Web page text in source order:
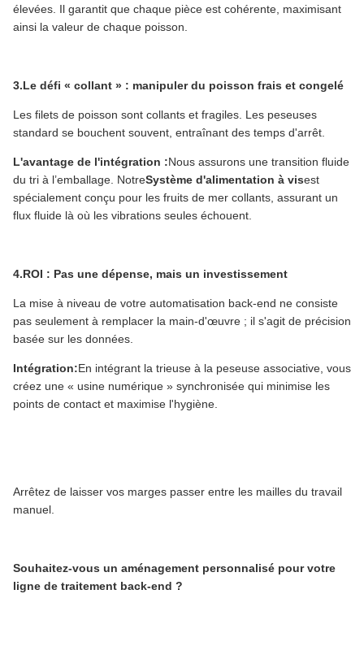
élevées. Il garantit que chaque pièce est cohérente, maximisant
ainsi la valeur de chaque poisson.
3.Le défi « collant » : manipuler du poisson frais et congelé
Les filets de poisson sont collants et fragiles. Les peseuses
standard se bouchent souvent, entraînant des temps d'arrêt.
L'avantage de l'intégration :Nous assurons une transition fluide
du tri à l’emballage. NotreSystème d'alimentation à visest
spécialement conçu pour les fruits de mer collants, assurant un
flux fluide là où les vibrations seules échouent.
4.ROI : Pas une dépense, mais un investissement
La mise à niveau de votre automatisation back-end ne consiste
pas seulement à remplacer la main-d'œuvre ; il s'agit de précision
basée sur les données.
Intégration:En intégrant la trieuse à la peseuse associative, vous
créez une « usine numérique » synchronisée qui minimise les
points de contact et maximise l'hygiène.
Arrêtez de laisser vos marges passer entre les mailles du travail
manuel.
Souhaitez-vous un aménagement personnalisé pour votre
ligne de traitement back-end ?